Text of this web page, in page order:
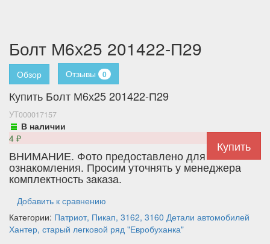
Болт М6х25 201422-П29
Обзор Отзывы 0
Купить Болт М6х25 201422-П29
УТ000017157
В наличии
4 ₽
ВНИМАНИЕ. Фото предоставлено для
ознакомления. Просим уточнять у менеджера
комплектность заказа.
Добавить к сравнению
Категории: Патриот, Пикап, 3162, 3160 Детали автомобилей
Хантер, старый легковой ряд "Евробуханка"